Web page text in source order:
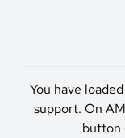
You have
support. On
button